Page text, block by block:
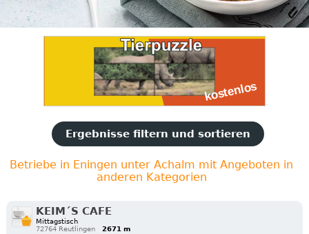
Ergebnisse filtern und sortieren
Betriebe in Eningen unter Achalm mit Angeboten in
anderen Kategorien
KEIM´S CAFE
Mittagstisch
72764 Reutlingen
2671 m